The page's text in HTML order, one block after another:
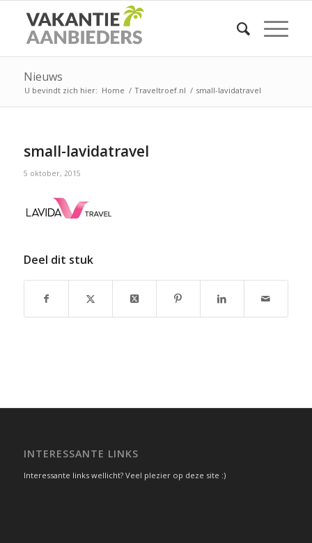
Nieuws
U bevindt zich hier: Home / Traveltroef.nl / small-lavidatravel
small-lavidatravel
5 oktober, 2015
Deel dit stuk
INTERESSANTE LINKS
Interessante links wellicht? Veel plezier op deze site :)